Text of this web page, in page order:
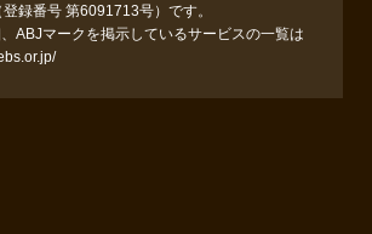
録番号 第6091713号）です。
ABJマークを掲示しているサービスの一覧は